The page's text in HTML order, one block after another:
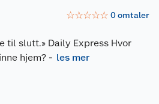
☆☆☆☆☆ 0omtaler
til slutt.» Daily Express Hvor
hjem? - les mer